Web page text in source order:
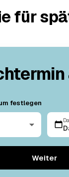
für
festlegen
Weiter